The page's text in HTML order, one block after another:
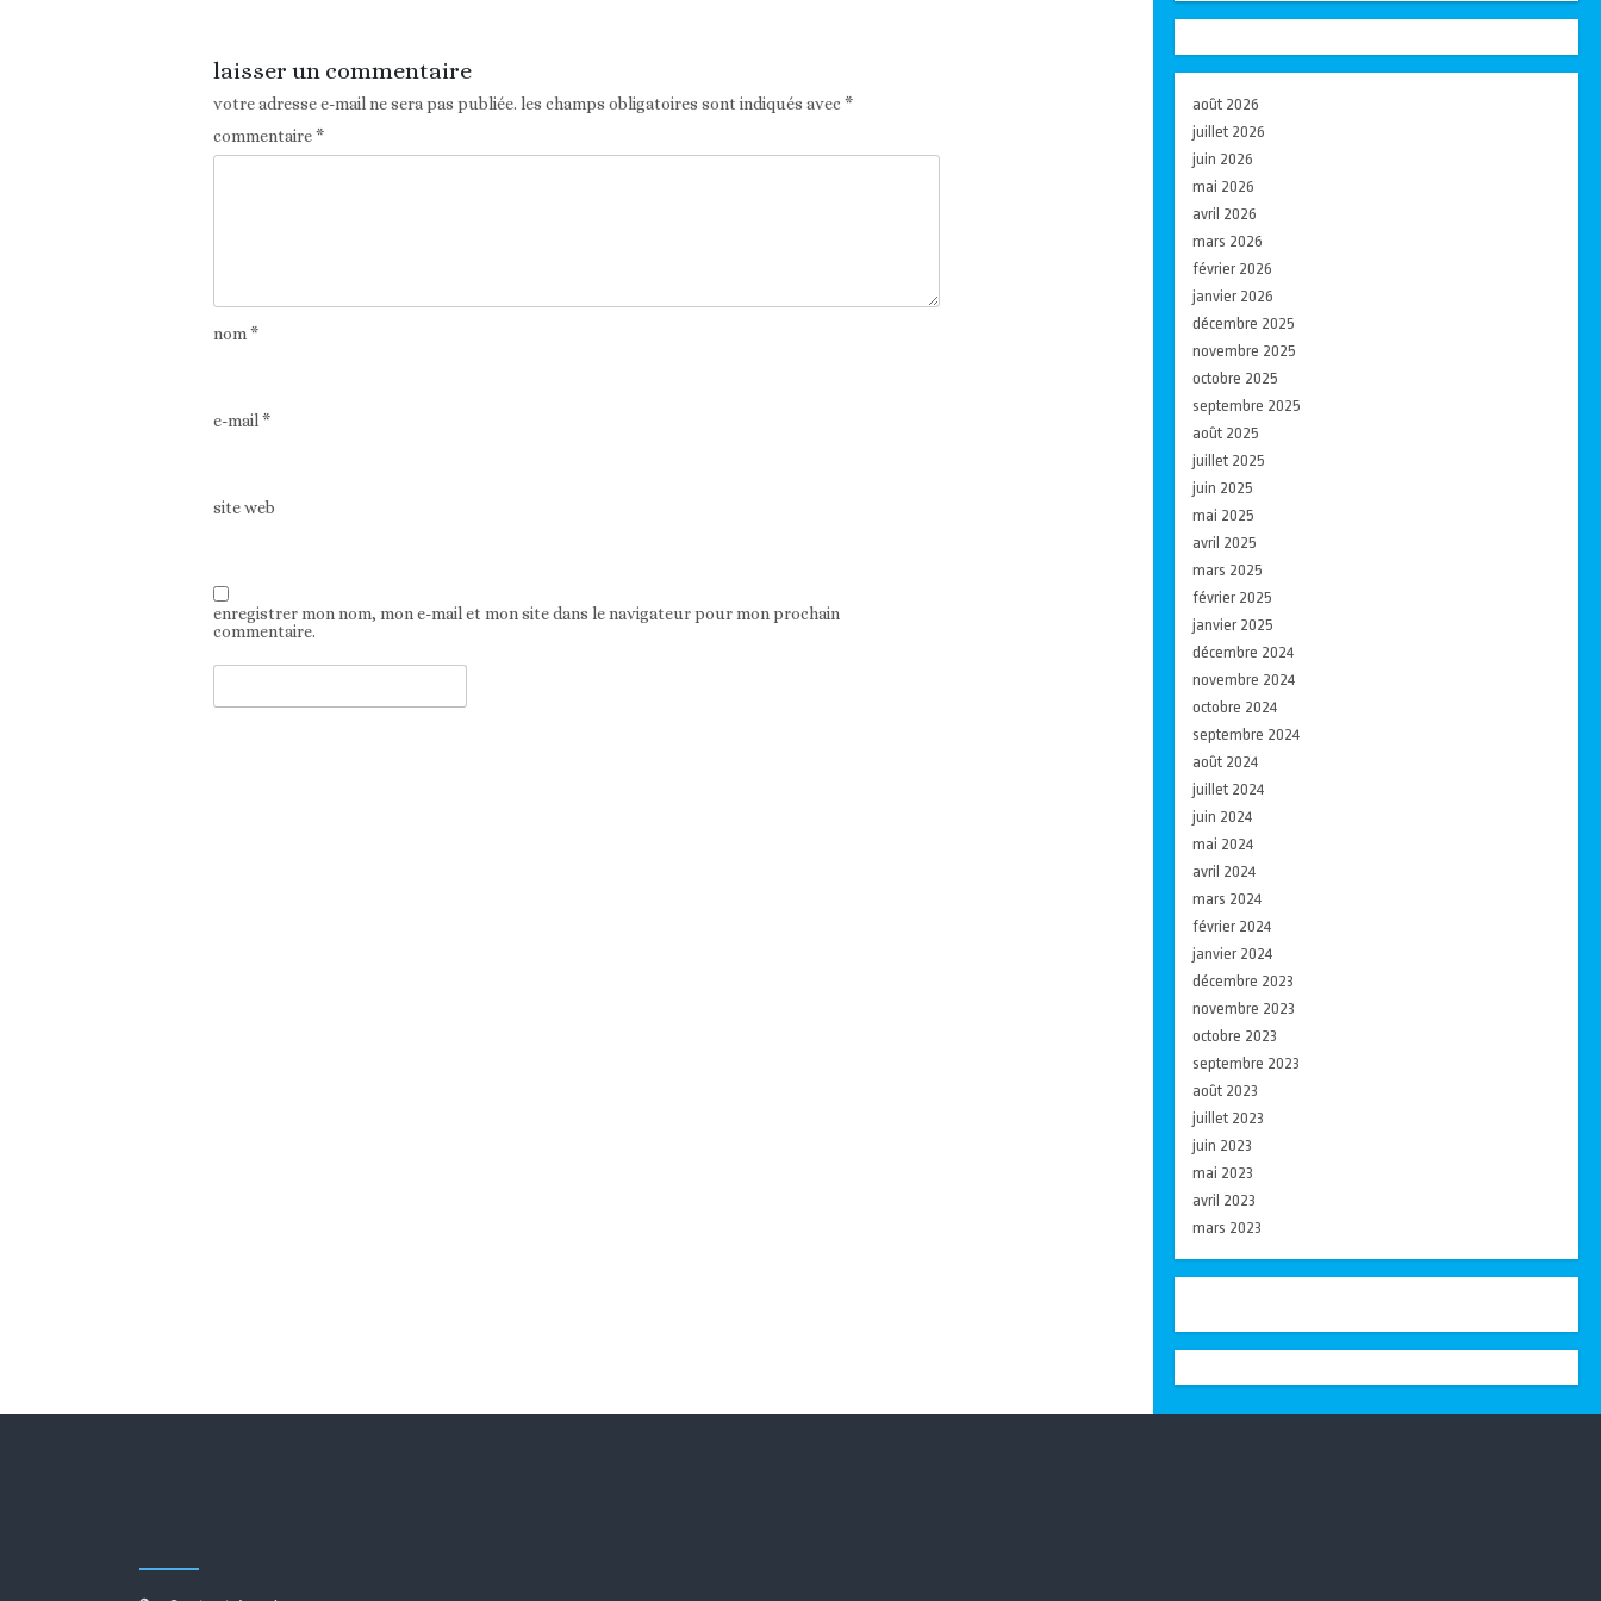
laisser un commentaire
votre adresse e-mail ne sera pas publiée. les champs obligatoires sont indiqués avec*
commentaire*
nom*
e-mail*
site web
enregistrer mon nom, mon e-mail et mon site dans le navigateur pour mon prochain
commentaire.
août 2026
juillet 2026
juin 2026
mai 2026
avril 2026
mars 2026
février 2026
janvier 2026
décembre 2025
novembre 2025
octobre 2025
septembre 2025
août 2025
juillet 2025
juin 2025
mai 2025
avril 2025
mars 2025
février 2025
janvier 2025
décembre 2024
novembre 2024
octobre 2024
septembre 2024
août 2024
juillet 2024
juin 2024
mai 2024
avril 2024
mars 2024
février 2024
janvier 2024
décembre 2023
novembre 2023
octobre 2023
septembre 2023
août 2023
juillet 2023
juin 2023
mai 2023
avril 2023
mars 2023